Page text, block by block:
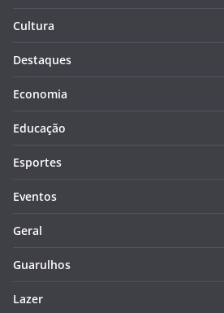
Cultura
Destaques
Economia
Educação
Esportes
Eventos
Geral
Guarulhos
Lazer